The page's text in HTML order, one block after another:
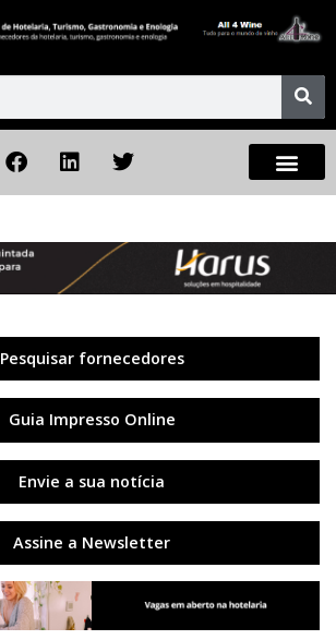
Pesquisar fornecedores
Guia Impresso Online
Envie a sua notícia
Assine a Newsletter